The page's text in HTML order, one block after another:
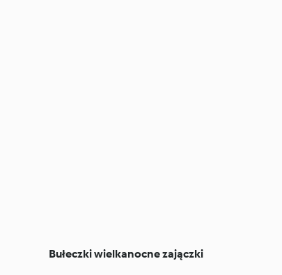
Bułeczki wielkanocne zajączki